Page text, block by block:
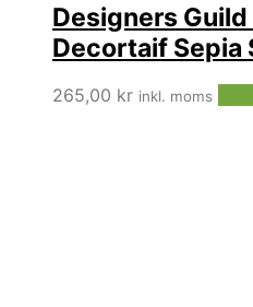
Designers
Decortaif Sepia
265,00 kr inkl. moms